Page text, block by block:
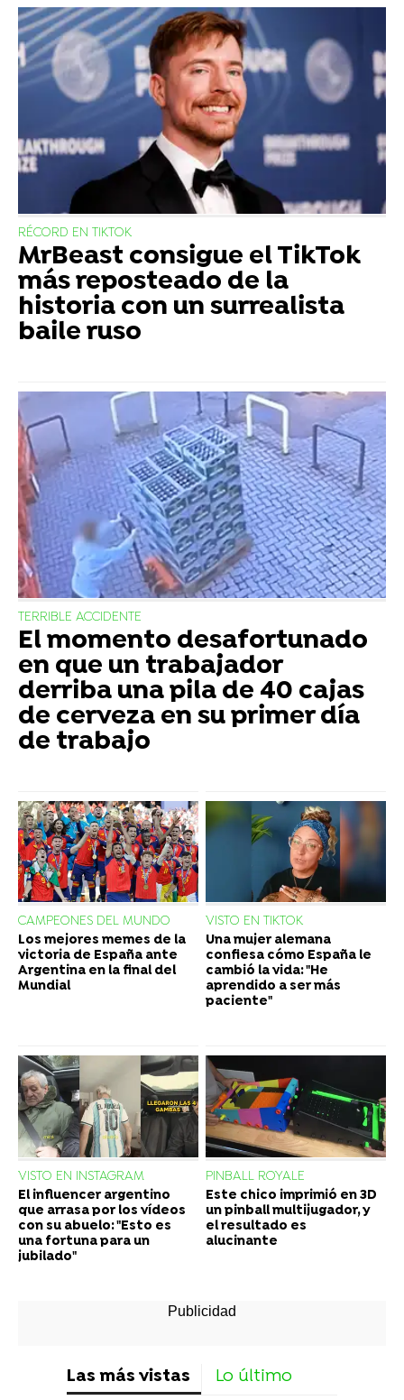
RÉCORD EN TIKTOK
MrBeast consigue el TikTok
más reposteado de la
historia con un surrealista
baile ruso
TERRIBLE ACCIDENTE
El momento desafortunado
en que un trabajador
derriba una pila de 40 cajas
de cerveza en su primer día
de trabajo
CAMPEONES DEL MUNDO
Los mejores memes de la
victoria de España ante
Argentina en la final del
Mundial
VISTO EN TIKTOK
Una mujer alemana
confiesa cómo España le
cambió la vida: "He
aprendido a ser más
paciente"
VISTO EN INSTAGRAM
El influencer argentino
que arrasa por los vídeos
con su abuelo: "Esto es
una fortuna para un
jubilado"
PINBALL ROYALE
Este chico imprimió en 3D
un pinball multijugador, y
el resultado es
alucinante
Las más vistas Lo último